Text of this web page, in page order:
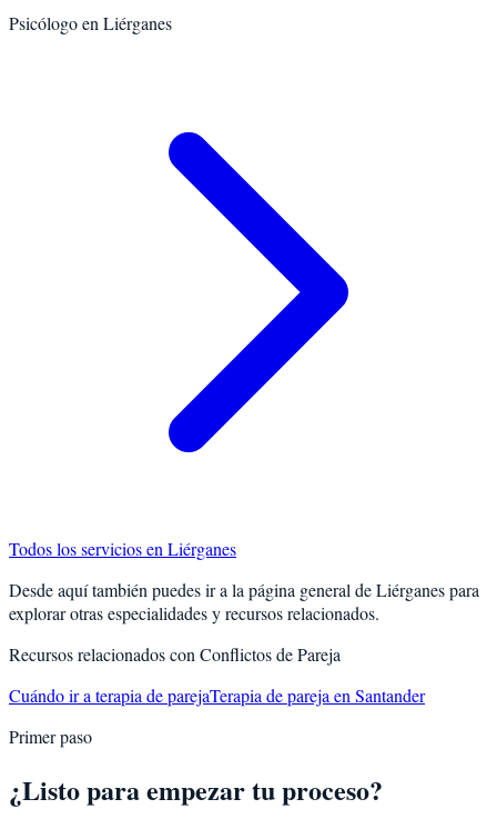
Psicólogo en Liérganes
Todos los servicios en Liérganes
Desde aquí también puedes ir a la página general deLiérganespara
explorar otras especialidades y recursos relacionados.
Recursos relacionados con Conflictos de Pareja
Cuándo ir a terapia de parejaTerapia de pareja en Santander
Primer paso
¿Listo para empezar tu proceso?